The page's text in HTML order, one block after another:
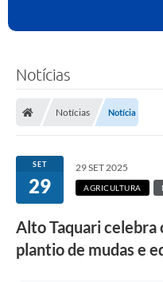
Notícias
Notícias Notícia
SET
29
29 SET 2025
AGRICULTURA
Alto Taquari celebra
plantio de mudas e